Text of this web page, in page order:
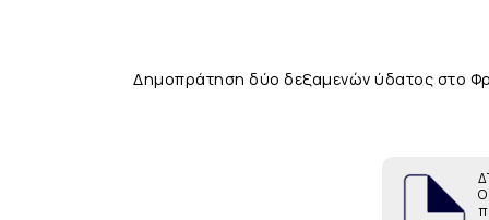
Δημοπράτηση δύο δεξαμενών ύδατος στο